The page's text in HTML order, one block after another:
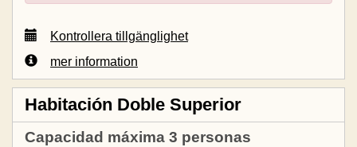
Kontrollera tillgänglighet
mer information
Habitación Doble Superior
Capacidad máxima 3 personas